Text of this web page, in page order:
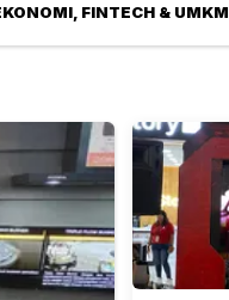
FINTECH & UMKM